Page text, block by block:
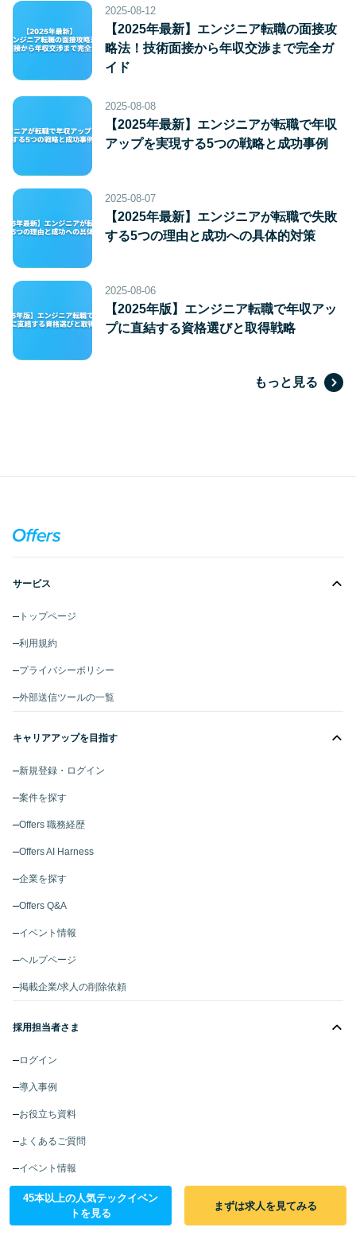
45本以上の人気テックイベン
トを見る
まずは求人を見てみる
2025-08-12
【2025年最新】エンジニア転職の面接攻
略法！技術面接から年収交渉まで完全ガ
イド
2025-08-08
【2025年最新】エンジニアが転職で年収
アップを実現する5つの戦略と成功事例
2025-08-07
【2025年最新】エンジニアが転職で失敗
する5つの理由と成功への具体的対策
2025-08-06
【2025年版】エンジニア転職で年収アッ
プに直結する資格選びと取得戦略
もっと見る
サービス
トップページ
利用規約
プライバシーポリシー
外部送信ツールの一覧
キャリアアップを目指す
新規登録・ログイン
案件を探す
Offers 職務経歴
Offers AI Harness
企業を探す
Offers Q&A
イベント情報
ヘルプページ
掲載企業/求人の削除依頼
採用担当者さま
ログイン
導入事例
お役立ち資料
よくあるご質問
イベント情報
ヘルプページ